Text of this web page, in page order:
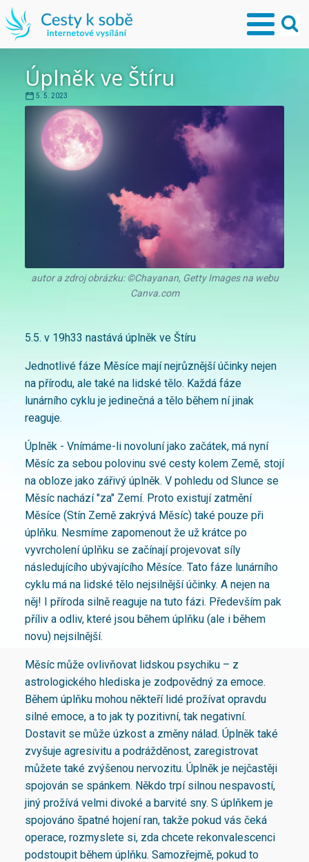
Úplněk ve Štíru
5. 5. 2023
autor a zdroj obrázku: ©Chayanan, Getty Images na webu
Canva.com
5.5. v 19h33 nastává úplněk ve Štíru
Jednotlivé fáze Měsíce mají nejrůznější účinky nejen
na přírodu, ale také na lidské tělo. Každá fáze
lunárního cyklu je jedinečná a tělo během ní jinak
reaguje.
Úplněk - Vnímáme-li novoluní jako začátek, má nyní
Měsíc za sebou polovinu své cesty kolem Země, stojí
na obloze jako zářivý úplněk. V pohledu od Slunce se
Měsíc nachází "za" Zemí. Proto existují zatmění
Měsíce (Stín Země zakrývá Měsíc) také pouze při
úplňku. Nesmíme zapomenout že už krátce po
vyvrcholení úplňku se začínají projevovat síly
následujícího ubývajícího Měsíce. Tato fáze lunárního
cyklu má na lidské tělo nejsilnější účinky. A nejen na
něj! I příroda silně reaguje na tuto fázi. Především pak
příliv a odliv, které jsou během úplňku (ale i během
novu) nejsilnější.
Měsíc může ovlivňovat lidskou psychiku – z
astrologického hlediska je zodpovědný za emoce.
Během úplňku mohou někteří lidé prožívat opravdu
silné emoce, a to jak ty pozitivní, tak negativní.
Dostavit se může úzkost a změny nálad. Úplněk také
zvyšuje agresivitu a podrážděnost, zaregistrovat
můžete také zvýšenou nervozitu. Úplněk je nejčastěji
spojován se spánkem. Někdo trpí silnou nespavostí,
jiný prožívá velmi divoké a barvité sny. S úplňkem je
spojováno špatné hojení ran, takže pokud vás čeká
operace, rozmyslete si, zda chcete rekonvalescenci
podstoupit během úplňku. Samozřejmě, pokud to